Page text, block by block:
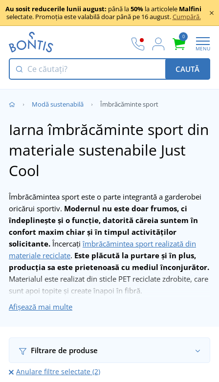
Au sosit reducerile lunii august: până la50% la articolele Malfini
selectate. Promoția este valabilă doar până pe 16 august.Cumpără.
0
MENU
CAUTĂ
Modă sustenabilă Îmbrăcăminte sport
Iarna îmbrăcăminte sport din
materiale sustenabile Just
Cool
Îmbrăcămintea sport este o parte integrantă a garderobei
oricărui sportiv. Modernul nu este doar frumos, ci
îndeplinește și o funcție, datorită căreia suntem în
confort maxim chiar și în timpul activităților
solicitante.Încercațiîmbrăcămintea sport realizată din
materiale reciclate. Este plăcută la purtare și în plus,
producția sa este prietenoasă cu mediul înconjurător.
Materialul este realizat din sticle PET reciclate zdrobite, care
sunt apoi topite și create înapoi în fibră.
Afișează mai multe
Afișează mai multe
Filtrare de produse
Anulare filtre selectate (2)